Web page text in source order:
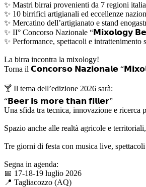
✨ Mastri birrai provenienti da 7 regioni
✨ 10 birrifici artigianali ed eccellenze
✨ Mercatino dell’artigianato e stand
✨ II° Concorso Nazionale “𝗠𝗶𝘅𝗼𝗹𝗼𝗴𝘆
✨ Performance, spettacoli e intrattenimento
La birra incontra la mixology!
Torna il 𝗖𝗼𝗻𝗰𝗼𝗿𝘀𝗼 𝗡𝗮𝘇𝗶𝗼𝗻𝗮𝗹𝗲
🍸 Il tema dell’edizione 2026 sarà:
“𝗕𝗲𝗲𝗿 𝗶𝘀 𝗺𝗼𝗿𝗲 𝘁𝗵𝗮𝗻 𝗳𝗶𝗹𝗹𝗲𝗿”
Una sfida tra tecnica, innovazione e ricerca
Spazio anche alle realtà agricole e
Tre giorni di festa con musica live,
Segna in agenda:
📅 17-18-19 luglio 2026
📍 Tagliacozzo (AQ)